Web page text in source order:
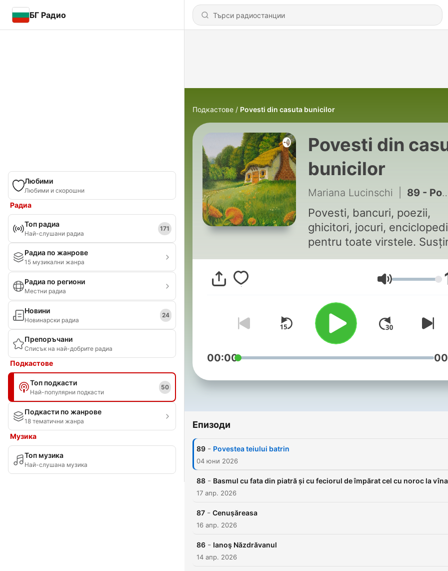
БГ Радио
Любими
Любими и скорошни
Радиа
Топ радиа
Най-слушани радиа
171
Радиа по жанрове
15 музикални жанра
Радиа по региони
Местни радиа
Новини
Новинарски радиа
24
Препоръчани
Списък на най-добрите радиа
Подкастове
Топ подкасти
Най-популярни подкасти
50
Подкасти по жанрове
18 тематични жанра
Музика
Топ музика
Най-слушана музика
Подкастове Povesti din casuta bunicilor
Povesti din
bunicilor
Mariana Lucinschi 89 - Povestea teiului batrin
Povesti, bancuri, poezii,
ghicitori, jocuri,
pentru toate virstele.
canalul aici-> ko-
fi.com/
Сила на звука
00:00
Епизоди
89 - Povestea teiului batrin
04 юни 2026
88 - Basmul cu fata din piatră și cu feciorul de împărat cel cu noroc la
17 апр. 2026
87 - Cenuṣăreasa
16 апр. 2026
86 - Ianoş Năzdrăvanul
14 апр. 2026